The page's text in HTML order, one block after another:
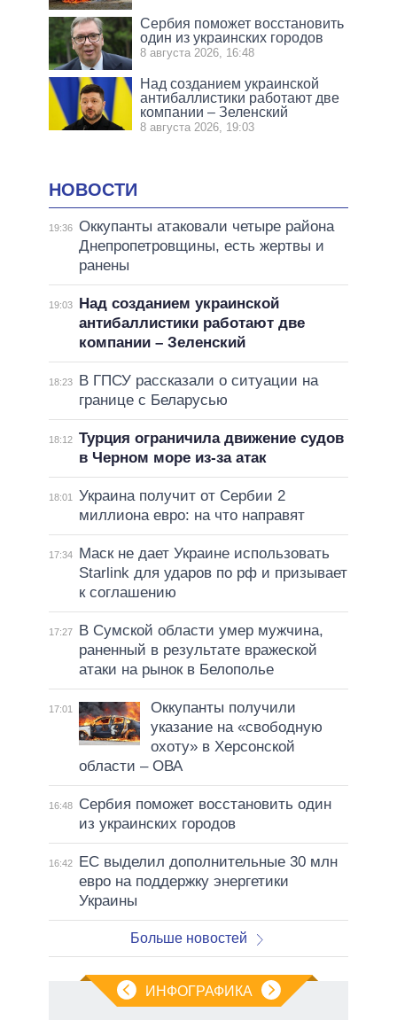
Сербия поможет восстановить
один из украинских городов
8 августа 2026, 16:48
Над созданием украинской
антибаллистики работают две
компании – Зеленский
8 августа 2026, 19:03
НОВОСТИ
19:36 Оккупанты атаковали четыре района
Днепропетровщины, есть жертвы и
ранены
19:03
Над созданием украинской
антибаллистики работают две
компании – Зеленский
18:23
В ГПСУ рассказали о ситуации на
границе с Беларусью
18:12 Турция ограничила движение судов
в Черном море из-за атак
18:01
Украина получит от Сербии 2
миллиона евро: на что направят
17:34
Маск не дает Украине использовать
Starlink для ударов по рф и призывает
к соглашению
17:27
В Сумской области умер мужчина,
раненный в результате вражеской
атаки на рынок в Белополье
17:01
Оккупанты получили
указание на «свободную
охоту» в Херсонской
области – ОВА
16:48
Сербия поможет восстановить один
из украинских городов
16:42
ЕС выделил дополнительные 30 млн
евро на поддержку энергетики
Украины
Больше новостей
ИНФОГРАФИКА